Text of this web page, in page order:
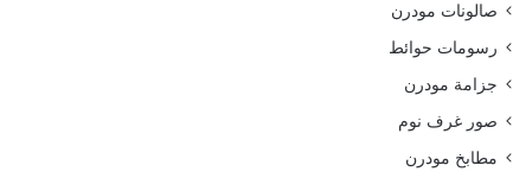
صالونات مودرن
رسومات حوائط
جزامة مودرن
صور غرف نوم
مطابخ مودرن